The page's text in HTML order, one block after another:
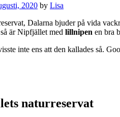
2020 by Lisa
Dalarna bjuder på vida
är Nipfjället medlillnipenen bra
inte ens att den kallades så.
naturreservat